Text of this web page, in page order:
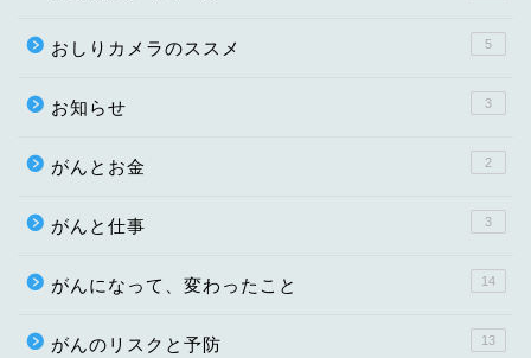
おしりカメラのススメ 5
お知らせ 3
がんとお金 2
がんと仕事 3
がんになって、変わったこと 14
がんのリスクと予防 13